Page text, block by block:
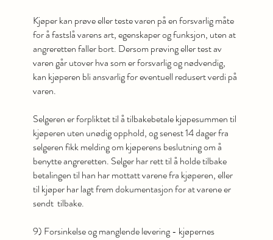
Kjøper kan prøve eller teste varen på en forsvarlig måte
for å fastslå varens art, egenskaper og funksjon, uten at
angreretten faller bort. Dersom prøving eller test av
varen går utover hva som er forsvarlig og nødvendig,
kan kjøperen bli ansvarlig for eventuell redusert verdi på
varen.
Selgeren er forpliktet til å tilbakebetale kjøpesummen til
kjøperen uten unødig opphold, og senest 14 dager fra
selgeren fikk melding om kjøperens beslutning om å
benytte angreretten. Selger har rett til å holde tilbake
betalingen til han har mottatt varene fra kjøperen, eller
til kjøper har lagt frem dokumentasjon for at varene er
sendt tilbake.
9) Forsinkelse og manglende levering - kjøpernes